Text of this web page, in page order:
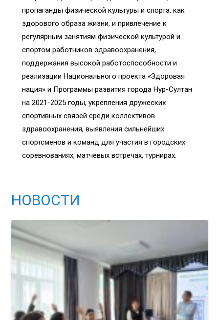
пропаганды физической культуры и спорта, как
здорового образа жизни, и привлечение к
регулярным занятиям физической культурой и
спортом работников здравоохранения,
поддержания высокой работоспособности и
реализации Национального проекта «Здоровая
нация» и Программы развития города Нур-Султан
на 2021-2025 годы, укрепления дружеских
спортивных связей среди коллективов
здравоохранения, выявления сильнейших
спортсменов и команд для участия в городских
соревнованиях, матчевых встречах, турнирах.
НОВОСТИ